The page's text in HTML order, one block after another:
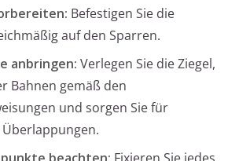
Befestigen Sie die
auf den Sparren.
anbringen: Verlegen Sie die Ziegel,
Bahnen gemäß den
und sorgen Sie für